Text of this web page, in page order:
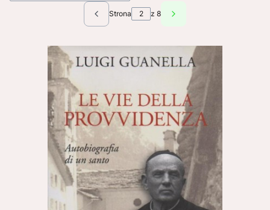
Poprzednie produkty
Strona z 8 Następne produkty